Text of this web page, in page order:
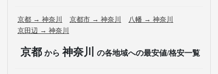
京都 → 神奈川 京都市 → 神奈川 八幡 → 神奈川
京田辺 → 神奈川
京都 から 神奈川 の各地域への最安値/格安一覧